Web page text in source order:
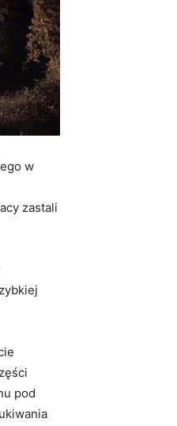
w
zastali
pod